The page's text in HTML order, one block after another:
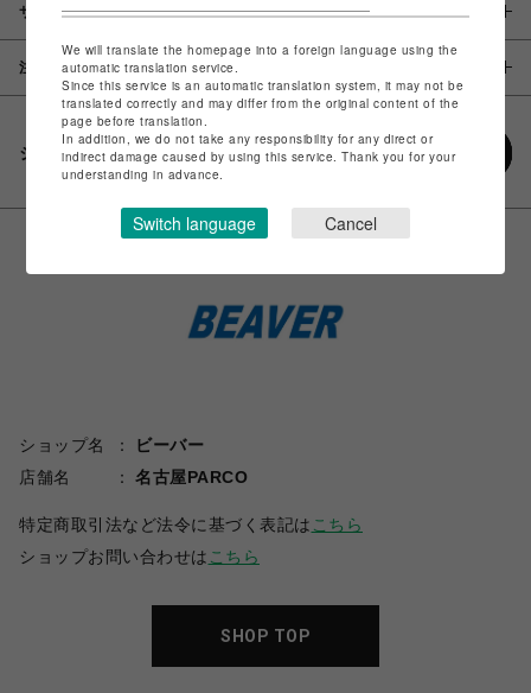
サイズ
注意事項
シェアする
ショップ名
ビーバー
店舗名
名古屋PARCO
特定商取引法など法令に基づく表記は こちら
ショップお問い合わせは こちら
SHOP TOP
We will translate the homepage into a foreign language using the
automatic translation service.
Since this service is an automatic translation system, it may not be
translated correctly and may differ from the original content of the
page before translation.
In addition, we do not take any responsibility for any direct or
indirect damage caused by using this service. Thank you for your
understanding in advance.
Switch language Cancel